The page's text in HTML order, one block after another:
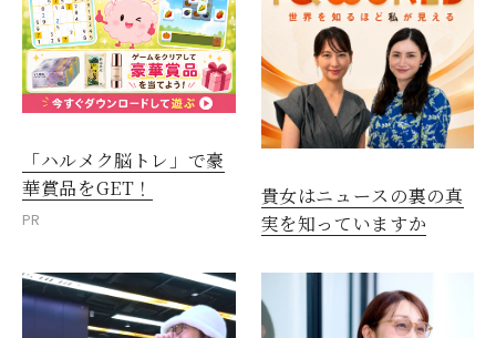
「ハルメク脳トレ」で豪
華賞品をGET！
PR
貴女はニュースの裏の真
実を知っていますか